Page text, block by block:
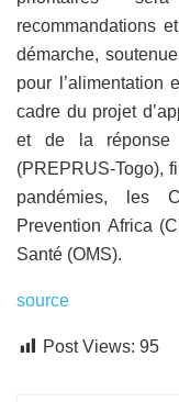
recommandations
démarche,
pour l’alimentation
cadre du projet
et de la réponse
(PREPRUS-Togo),
pandémies, les
Prevention Africa
Santé (OMS).
source
Post Views: 95